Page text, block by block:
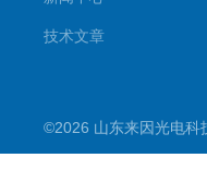
技术文章
©2026 山东来因光电